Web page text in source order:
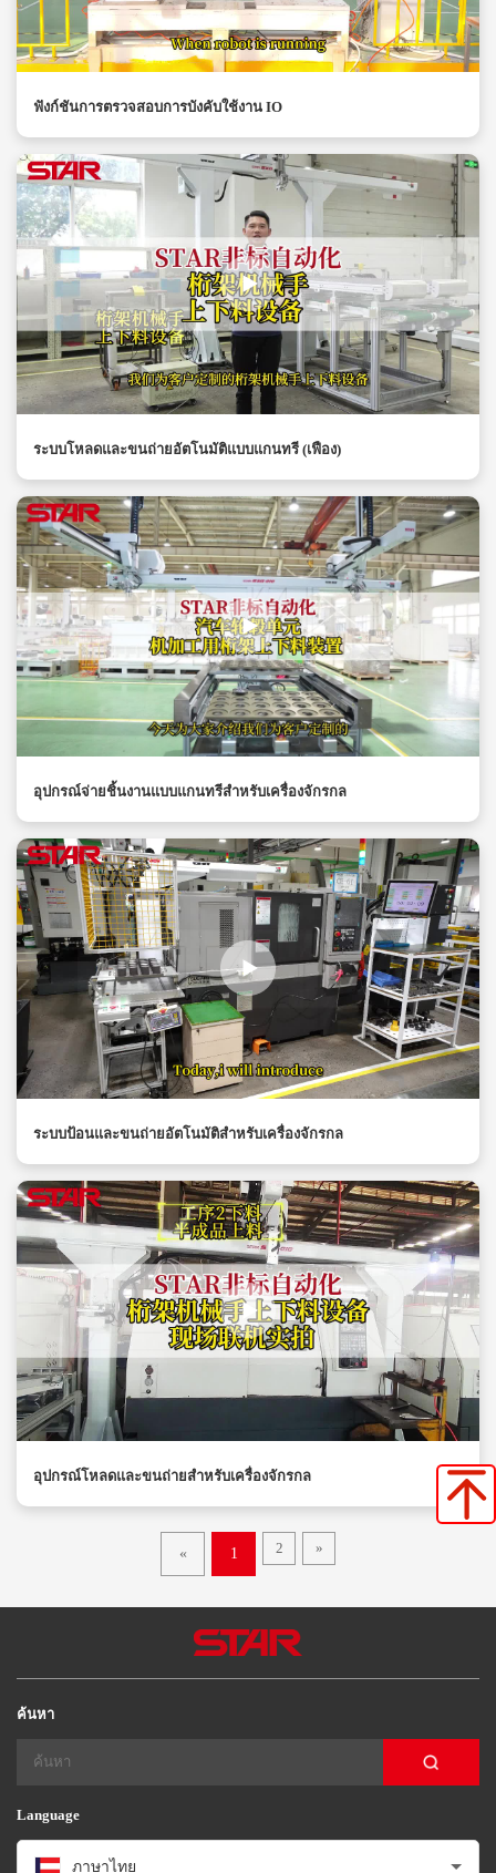
ฟังก์ชันการตรวจสอบการบังคับใช้งาน IO
ระบบโหลดและขนถ่ายอัตโนมัติแบบแกนทรี (เฟือง)
อุปกรณ์จ่ายชิ้นงานแบบแกนทรีสำหรับเครื่องจักรกล
ระบบป้อนและขนถ่ายอัตโนมัติสำหรับเครื่องจักรกล
อุปกรณ์โหลดและขนถ่ายสำหรับเครื่องจักรกล
« 1 2 »
ค้นหา
Language
ภาษาไทย